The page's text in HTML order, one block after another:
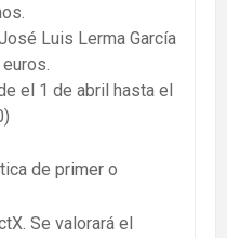
Luis Lerma García
el 1 de abril hasta el
de primer o
Se valorará el